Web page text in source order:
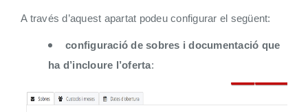
A través d’aquest apartat podeu configurar el següent:
configuració de sobres i documentació que
ha d’incloure l’oferta: